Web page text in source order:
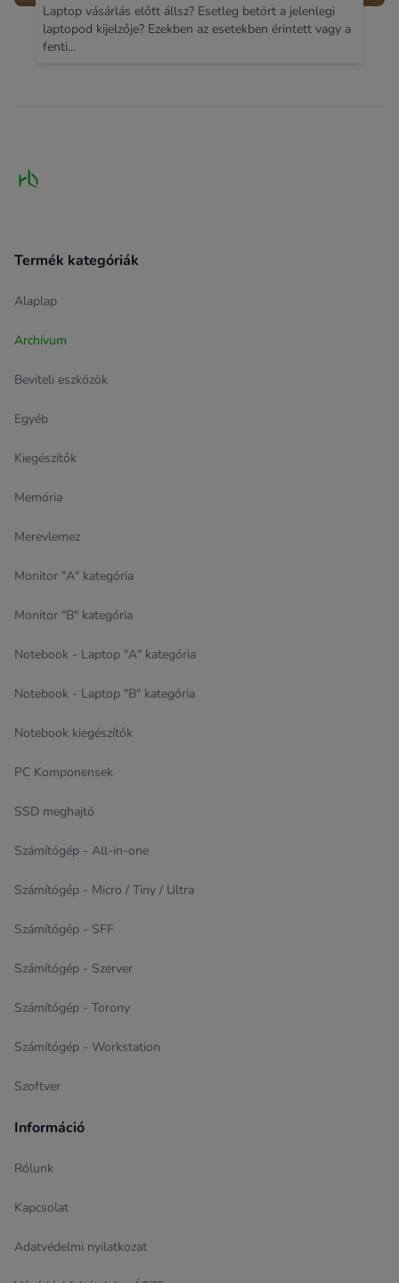
Laptop vásárlás előtt állsz? Esetleg betört a jelenlegi
laptopod kijelzője? Ezekben az esetekben érintett vagy a
fenti...
Termék kategóriák
Alaplap
Archívum
Beviteli eszközök
Egyéb
Kiegészítők
Memória
Merevlemez
Monitor "A" kategória
Monitor "B" kategória
Notebook - Laptop "A" kategória
Notebook - Laptop "B" kategória
Notebook kiegészítők
PC Komponensek
SSD meghajtó
Számítógép - All-in-one
Számítógép - Micro / Tiny / Ultra
Számítógép - SFF
Számítógép - Szerver
Számítógép - Torony
Számítógép - Workstation
Szoftver
Információ
Rólunk
Kapcsolat
Adatvédelmi nyilatkozat